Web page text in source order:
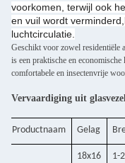
voorkomen, terwijl ook
en vuil wordt
luchtcirculatie.
Geschikt voor zowel residentiële
is een praktische en
comfortabele en insectenvrije
Vervaardiging uit
Productnaam Gelag
18x16 1-